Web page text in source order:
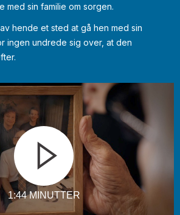
sin familie om sorgen.
hende et sted at gå hen med sin
ingen undrede sig over, at den
1:44 MINUTTER